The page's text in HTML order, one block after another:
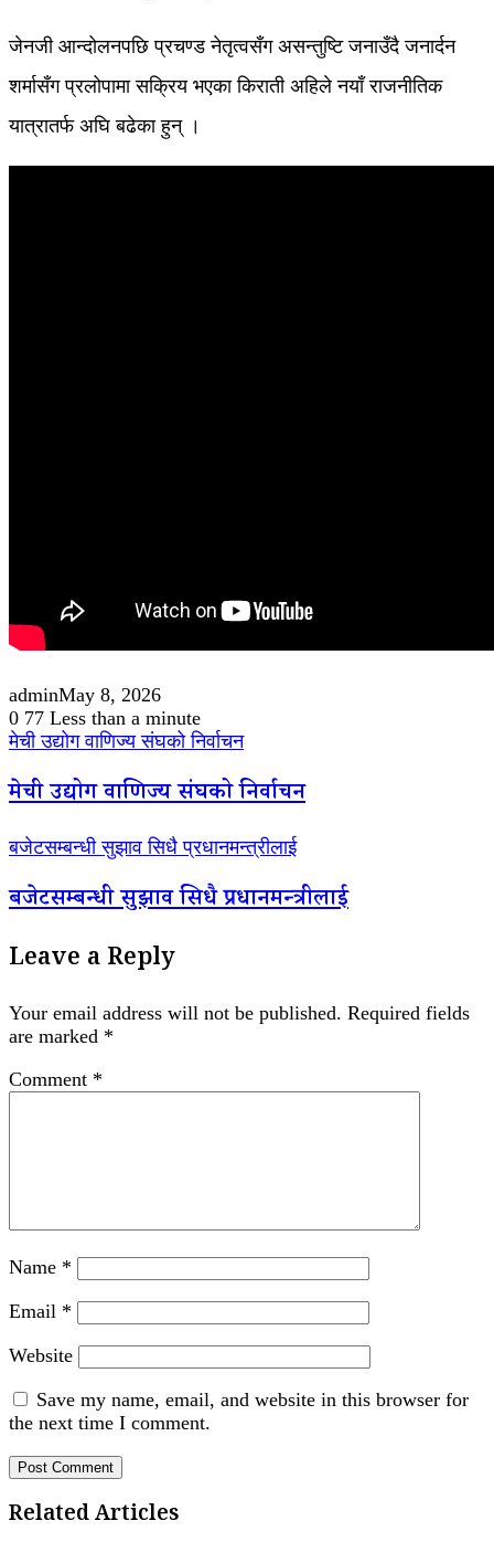
जेनजी आन्दोलनपछि प्रचण्ड नेतृत्वसँग असन्तुष्टि जनाउँदै जनार्दन
शर्मासँग प्रलोपामा सक्रिय भएका किराती अहिले नयाँ राजनीतिक
यात्रातर्फ अघि बढेका हुन् ।
adminMay 8, 2026
0 77 Less than a minute
मेची उद्योग वाणिज्य संघको निर्वाचन
मेची उद्योग वाणिज्य संघको निर्वाचन
बजेटसम्बन्धी सुझाव सिधै प्रधानमन्त्रीलाई
बजेटसम्बन्धी सुझाव सिधै प्रधानमन्त्रीलाई
Leave a Reply
Your email address will not be published. Required fields
are marked *
Comment *
Name *
Email *
Website
Save my name, email, and website in this browser for
the next time I comment.
Related Articles